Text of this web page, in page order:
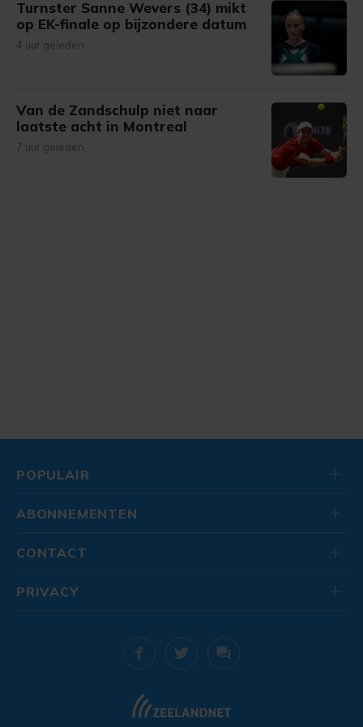
Turnster Sanne Wevers (34) mikt
op EK-finale op bijzondere datum
4 uur geleden
Van de Zandschulp niet naar
laatste acht in Montreal
7 uur geleden
POPULAIR
ABONNEMENTEN
CONTACT
PRIVACY